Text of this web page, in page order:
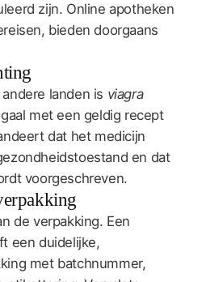
zijn. Online apotheken
bieden doorgaans
landen is viagra
met een geldig recept
dat het medicijn
en dat
voorgeschreven.
de verpakking. Een
een duidelijke,
met batchnummer,